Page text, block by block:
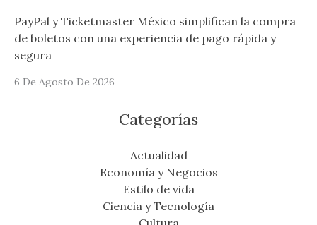
PayPal y Ticketmaster México simplifican la compra
de boletos con una experiencia de pago rápida y
segura
6 De Agosto De 2026
Categorías
Actualidad
Economía y Negocios
Estilo de vida
Ciencia y Tecnología